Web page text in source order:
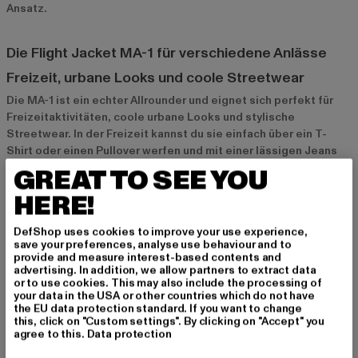
Ansatz.
Die Flight Jacket MA-1 für verschiedene Anlässe
Freizeit, urbane Looks und coole Streetwear
Die MA-1 ist ein echter Allrounder und eignet sich perfekt für
Freizeitaktivitäten, coole urbane Looks und stylische
Streetwear. In der Freizeit kannst du sie einfach über ein T-
Shirt oder einen Pullover werfen und mit einer lässigen Jeans
und Sneakers kombinieren. Auch in der Streetwear-Szene ist
die MA-1 sehr beliebt und wird oft mit angesagten Brands,
weiten Hosen und stylischen Sneakern kombiniert. Ob beim
Bummel durch die Stadt oder beim Treffen mit Freunden – die
MA-1 sorgt immer für einen coolen Look.
Der ideale Begleiter für kühle Tage und modische
Statements
Die MA-1 ist nicht nur stylisch, sondern auch funktional. Dank
ihres wärmenden Futters und der windabweisenden Materialien
GREAT TO SEE YOU
HERE!
DefShop uses cookies to improve your use experience,
save your preferences, analyse use behaviour and to
provide and measure interest-based contents and
advertising. In addition, we allow partners to extract data
or to use cookies. This may also include the processing of
your data in the USA or other countries which do not have
the EU data protection standard. If you want to change
this, click on "Custom settings". By clicking on "Accept" you
agree to this. Data protection